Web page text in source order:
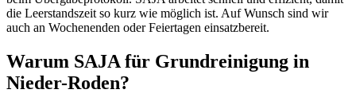
die Leerstandszeit so kurz wie möglich ist. Auf Wunsch sind wir
auch an Wochenenden oder Feiertagen einsatzbereit.
Warum SAJA für Grundreinigung in
Nieder-Roden?